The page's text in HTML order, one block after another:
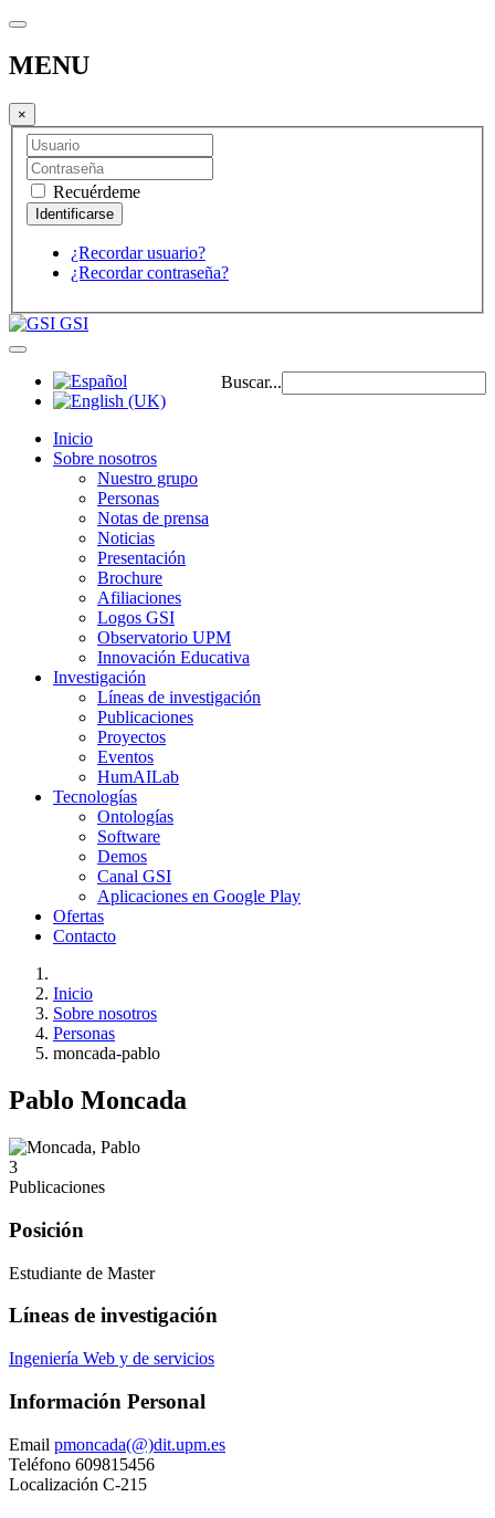
MENU
×
Recuérdeme
¿Recordar usuario?
¿Recordar contraseña?
GSI
Buscar...
Inicio
Sobre nosotros
Nuestro grupo
Personas
Notas de prensa
Noticias
Presentación
Brochure
Afiliaciones
Logos GSI
Observatorio UPM
Innovación Educativa
Investigación
Líneas de investigación
Publicaciones
Proyectos
Eventos
HumAILab
Tecnologías
Ontologías
Software
Demos
Canal GSI
Aplicaciones en Google Play
Ofertas
Contacto
Inicio
Sobre nosotros
Personas
moncada-pablo
Pablo Moncada
3
Publicaciones
Posición
Estudiante de Master
Líneas de investigación
Ingeniería Web y de servicios
Información Personal
Email pmoncada(@)dit.upm.es
Teléfono 609815456
Localización C-215